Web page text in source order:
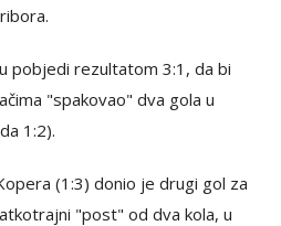
pobjedi rezultatom 3:1, da bi
"spakovao" dva gola u
1:2).
(1:3) donio je drugi gol za
"post" od dva kola, u